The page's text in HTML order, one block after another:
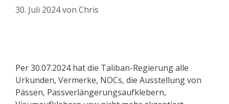
30. Juli 2024von Chris
Per 30.07.2024 hat die Taliban-Regierung alle
Urkunden, Vermerke, NOCs, die Ausstellung von
Pässen, Passverlängerungsaufklebern,